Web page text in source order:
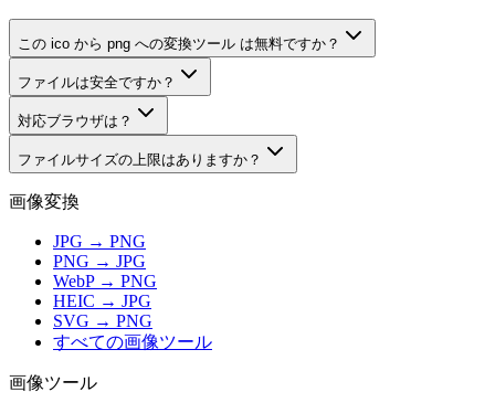
この ico から png への変換ツール は無料ですか？
ファイルは安全ですか？
対応ブラウザは？
ファイルサイズの上限はありますか？
画像変換
JPG → PNG
PNG → JPG
WebP → PNG
HEIC → JPG
SVG → PNG
すべての画像ツール
画像ツール